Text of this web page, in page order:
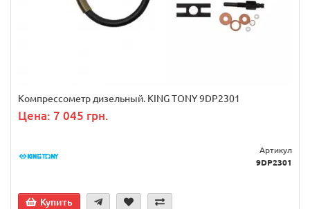
Компрессометр дизельный. KING TONY 9DP2301
Цена: 7 045 грн.
Артикул
9DP2301
Купить